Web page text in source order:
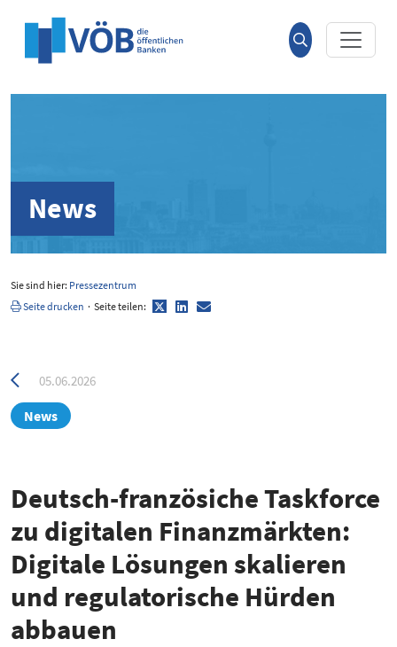
Suche
öffnen
News
Sie sind hier: Pressezentrum
Seite drucken · Seite teilen: TwitterLinkedIn
E-
Mail
Zurück
zur
05.06.2026
News
Deutsch-französiche Taskforce
zu digitalen Finanzmärkten:
Digitale Lösungen skalieren
und regulatorische Hürden
abbauen